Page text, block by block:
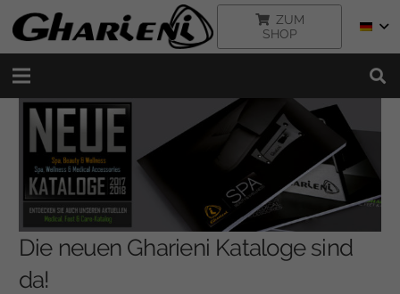
ZUM
SHOP
Die neuen Gharieni Kataloge sind
da!